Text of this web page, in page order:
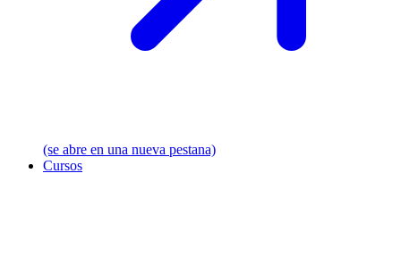
(se abre en una nueva pestana)
Cursos